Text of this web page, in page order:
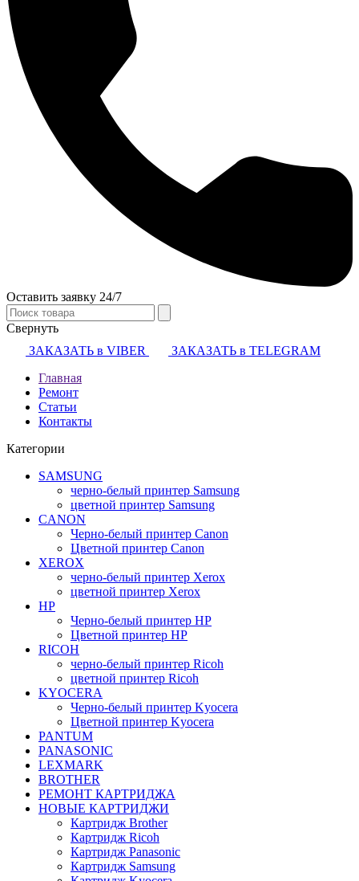
Оставить заявку 24/7
Свернуть
ЗАКАЗАТЬ в VIBER
ЗАКАЗАТЬ в TELEGRAM
Главная
Ремонт
Статьи
Контакты
Категории
SAMSUNG
черно-белый принтер Samsung
цветной принтер Samsung
CANON
Черно-белый принтер Canon
Цветной принтер Canon
XEROX
черно-белый принтер Xerox
цветной принтер Xerox
HP
Черно-белый принтер HP
Цветной принтер HP
RICOH
черно-белый принтер Ricoh
цветной принтер Ricoh
KYOCERA
Черно-белый принтер Kyocera
Цветной принтер Kyocera
PANTUM
PANASONIC
LEXMARK
BROTHER
РЕМОНТ КАРТРИДЖА
НОВЫЕ КАРТРИДЖИ
Картридж Brother
Картридж Ricoh
Картридж Panasonic
Картридж Samsung